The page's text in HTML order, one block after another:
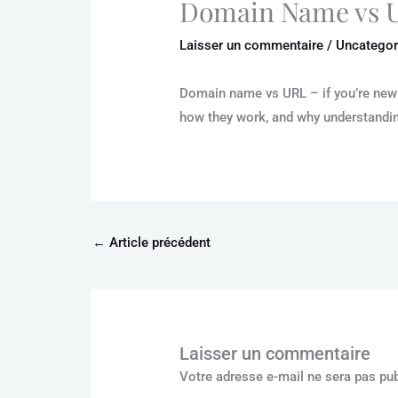
Domain Name vs
Laisser un commentaire /
Domain name vs URL – if you’re
how they work, and why
← Article précédent
Laisser un commentaire
Votre adresse e-mail ne sera pas